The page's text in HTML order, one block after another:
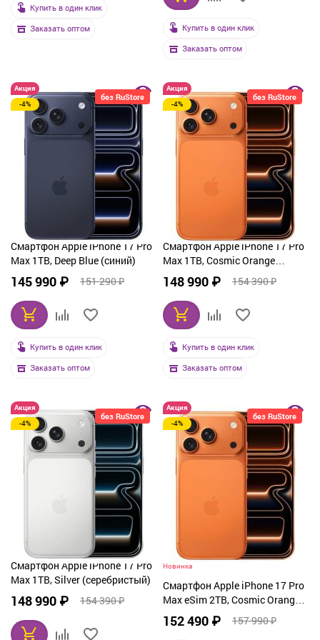
Купить в один клик
Заказать оптом
Купить в один клик
Заказать оптом
без RuStore
Акция
-4%
Смартфон Apple iPhone 17 Pro
Max 1TB, Deep Blue (синий)
145 990 ₽ 151 290 ₽
Купить в один клик
Заказать оптом
без RuStore
Акция
-4%
Смартфон Apple iPhone 17 Pro
Max 1TB, Cosmic Orange
(оранжевый)
148 990 ₽ 154 390 ₽
Купить в один клик
Заказать оптом
без RuStore
Акция
-4%
Смартфон Apple iPhone 17 Pro
Max 1TB, Silver (серебристый)
148 990 ₽ 154 390 ₽
без RuStore
Акция
-4%
Новинка
Смартфон Apple iPhone 17 Pro
Max eSim 2TB, Cosmic Orange
(оранжевый)
152 490 ₽ 157 990 ₽